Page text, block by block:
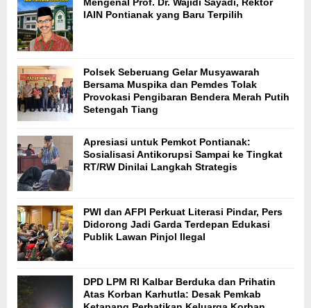
Mengenal Prof. Dr. Wajidi Sayadi, Rektor
IAIN Pontianak yang Baru Terpilih
Polsek Seberuang Gelar Musyawarah
Bersama Muspika dan Pemdes Tolak
Provokasi Pengibaran Bendera Merah Putih
Setengah Tiang
Apresiasi untuk Pemkot Pontianak:
Sosialisasi Antikorupsi Sampai ke Tingkat
RT/RW Dinilai Langkah Strategis
PWI dan AFPI Perkuat Literasi Pindar, Pers
Didorong Jadi Garda Terdepan Edukasi
Publik Lawan Pinjol Ilegal
DPD LPM RI Kalbar Berduka dan Prihatin
Atas Korban Karhutla: Desak Pemkab